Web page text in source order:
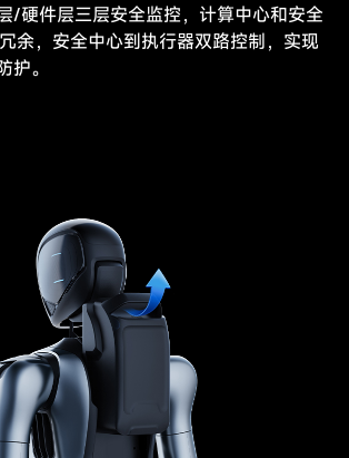
/硬件层三层安全监控，计算中心和安全
余，安全中心到执行器双路控制，实现
护。